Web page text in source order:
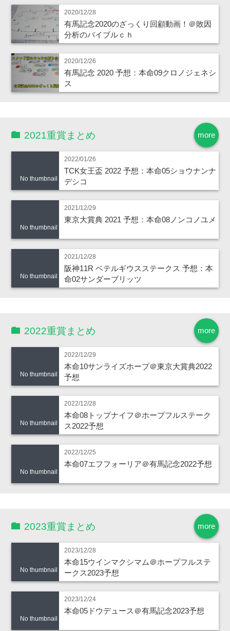
2020/12/28
有馬記念2020のざっくり回顧動画！＠敗因
分析のバイブルｃｈ
2020/12/26
有馬記念 2020 予想：本命09クロノジェネシ
ス
more
2021重賞まとめ
No thumbnail
2022/01/26
TCK女王盃 2022 予想：本命05ショウナンナ
デシコ
No thumbnail
2021/12/29
東京大賞典 2021 予想：本命08ノンコノユメ
No thumbnail
2021/12/28
阪神11R ベテルギウスステークス 予想：本
命02サンダーブリッツ
more
2022重賞まとめ
No thumbnail
2022/12/29
本命10サンライズホープ＠東京大賞典2022
予想
No thumbnail
2022/12/28
本命08トップナイフ＠ホープフルステーク
ス2022予想
No thumbnail
2022/12/25
本命07エフフォーリア＠有馬記念2022予想
more
2023重賞まとめ
No thumbnail
2023/12/28
本命15ウインマクシマム＠ホープフルステ
ークス2023予想
No thumbnail
2023/12/24
本命05ドウデュース＠有馬記念2023予想